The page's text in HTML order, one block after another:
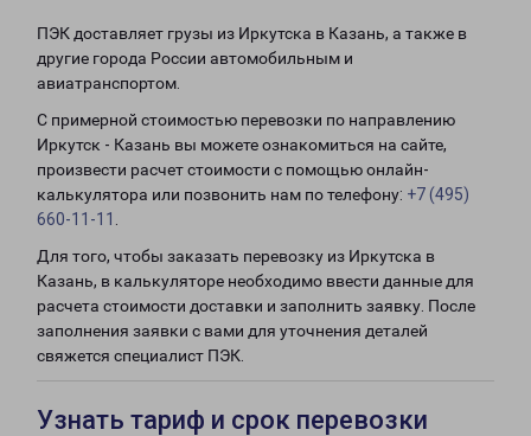
ПЭК доставляет грузы из Иркутска в Казань, а также в
другие города России автомобильным и
авиатранспортом.
С примерной стоимостью перевозки по направлению
Иркутск - Казань вы можете ознакомиться на сайте,
произвести расчет стоимости с помощью онлайн-
калькулятора или позвонить нам по телефону: +7 (495)
660-11-11
Для того, чтобы заказать перевозку из Иркутска в
Казань, в калькуляторе необходимо ввести данные для
расчета стоимости доставки и заполнить заявку. После
заполнения заявки с вами для уточнения деталей
свяжется специалист ПЭК.
Узнать тариф и срок перевозки